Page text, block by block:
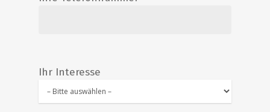
Ihr Interesse